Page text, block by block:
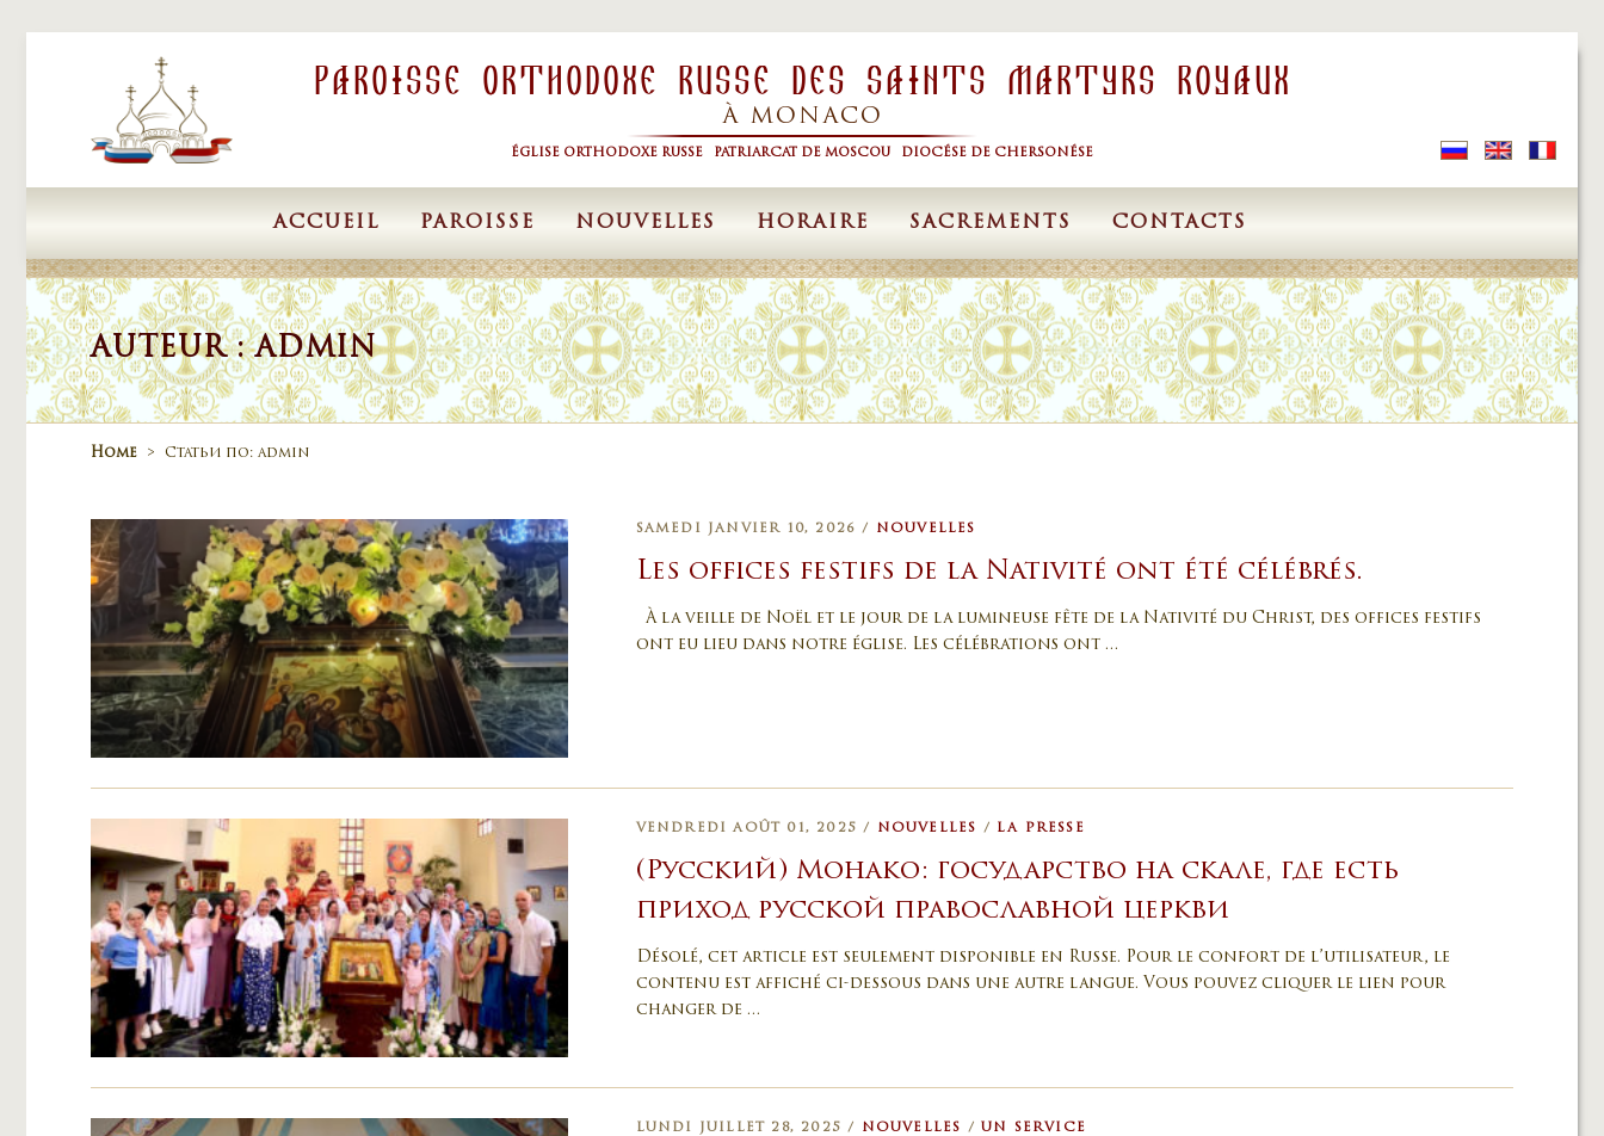
Paroisse Orthodoxe Russe Des Saints Martyrs Royaux
À MONACO
ÉGLISE ORTHODOXE RUSSE PATRIARCAT DE MOSCOU DIOCÉSE DE CHERSONÉSE
ACCUEIL PAROISSE NOUVELLES HORAIRE SACREMENTS CONTACTS
AUTEUR :ADMIN
Home > Статьи по: admin
SAMEDI JANVIER 10, 2026 / NOUVELLES
Les offices festifs de la Nativité ont été célébrés.
À la veille de Noël et le jour de la lumineuse fête de la Nativité du Christ, des offices festifs
ont eu lieu dans notre église. Les célébrations ont …
VENDREDI AOÛT 01, 2025 / NOUVELLES / LA PRESSE
(Русский) Монако: государство на скале, где есть
приход русской православной церкви
Désolé, cet article est seulement disponible en Russe. Pour le confort de l’utilisateur, le
contenu est affiché ci-dessous dans une autre langue. Vous pouvez cliquer le lien pour
changer de …
LUNDI JUILLET 28, 2025 / NOUVELLES /UN SERVICE